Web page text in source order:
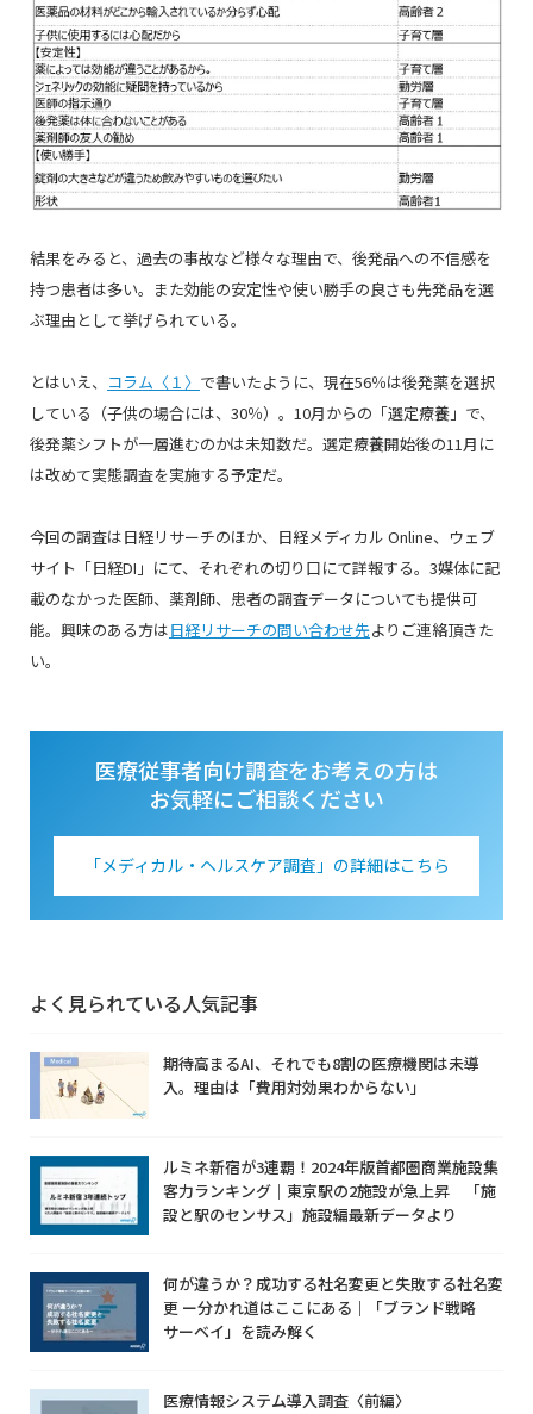
結果をみると、過去の事故など様々な理由で、後発品への不信感を
持つ患者は多い。また効能の安定性や使い勝手の良さも先発品を選
ぶ理由として挙げられている。
とはいえ、 コラム〈１〉 で書いたように、現在56％は後発薬を選択
している（子供の場合には、30％）。10月からの「選定療養」で、
後発薬シフトが一層進むのかは未知数だ。選定療養開始後の11月に
は改めて実態調査を実施する予定だ。
今回の調査は日経リサーチのほか、 日経メディカル Online、 ウェブ
サイト「日経DI 」 にて、それぞれの切り口にて詳報する。3媒体に記
載のなかった医師、薬剤師、患者の調査データについても提供可
能。興味のある方は日経リサーチの問い合わせ先よりご連絡頂きた
い。
医療従事者向け調査をお考えの方は
お気軽にご相談ください
「メディカル・ヘルスケア調査」の詳細はこちら
よく見られている人気記事
期待高まるAI、それでも8割の医療機関は未導
入。理由は「費用対効果わからない」
ルミネ新宿が3連覇！2024年版首都圏商業施設集
客力ランキング｜東京駅の2施設が急上昇 「施
設と駅のセンサス」施設編最新データより
何が違うか？成功する社名変更と失敗する社名変
更 ー分かれ道はここにある｜「ブランド戦略
サーベイ」を読み解く
医療情報システム導入調査〈前編〉